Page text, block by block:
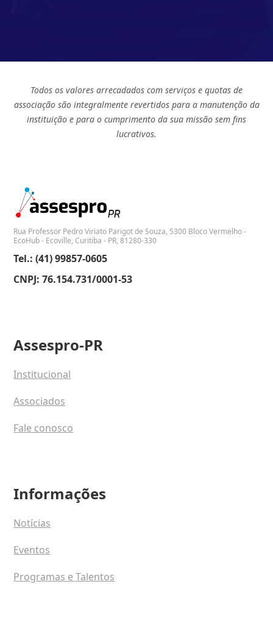
Todos os valores arrecadados com serviços e quotas de
associação são integralmente revertidos para a manutenção da
instituição e para o cumprimento da sua missão sem fins
lucrativos.
Rua Professor Pedro Viriato Parigot de Souza, 5300 Bloco Vermelho -
EcoHub - Ecoville, Curitiba - PR, 81280-330
Tel.: (41) 99857-0605
CNPJ: 76.154.731/0001-53
Assespro-PR
Institucional
Associados
Fale conosco
Informações
Notícias
Eventos
Programas e Talentos